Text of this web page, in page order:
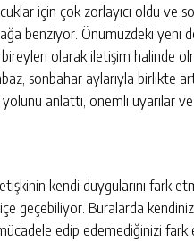
için çok zorlayıcı oldu ve
benziyor. Önümüzdeki yeni
olarak iletişim halinde
sonbahar aylarıyla birlikte
anlattı, önemli uyarılar
kendi duygularını fark
geçebiliyor. Buralarda
edip edemediğinizi